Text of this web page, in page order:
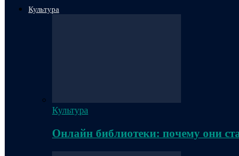
Культура
Культура
Онлайн библиотеки: почему они